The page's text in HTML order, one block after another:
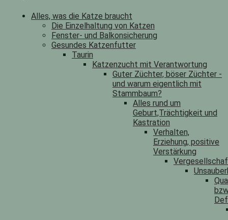
Alles, was die Katze braucht
Die Einzelhaltung von Katzen
Fenster- und Balkonsicherung
Gesundes Katzenfutter
Taurin
Katzenzucht mit Verantwortung
Guter Züchter, böser Züchter -
und warum eigentlich mit
Stammbaum?
Alles rund um
Geburt,Trächtigkeit und
Kastration
Verhalten,
Erziehung, positive
Verstärkung